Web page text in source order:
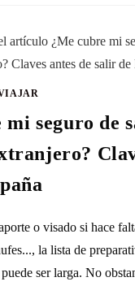
mi seguro de
o visado si hace
la lista de
ser larga. No